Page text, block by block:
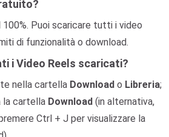
Puoi scaricare tutti i video
di funzionalità o download.
i Video Reels scaricati?
nella cartella Download o Libreria;
la cartella Download (in alternativa,
Ctrl + J per visualizzare la